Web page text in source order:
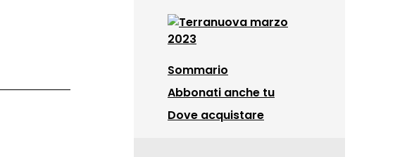
Sommario
Abbonati anche tu
Dove acquistare